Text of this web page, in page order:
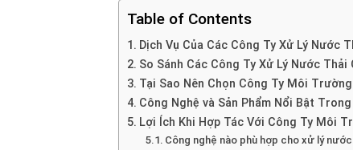
Table of Contents
Dịch Vụ Của Các Công Ty Xử Lý Nước
So Sánh Các Công Ty Xử Lý Nước
Tại Sao Nên Chọn Công Ty Môi
Công Nghệ và Sản Phẩm Nổi Bật
Lợi Ích Khi Hợp Tác Với Công Ty Môi
Công nghệ nào phù hợp cho xử lý